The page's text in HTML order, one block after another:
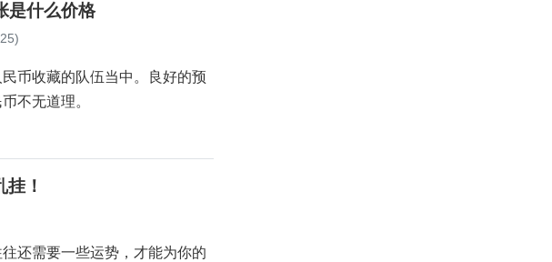
是什么价格
币收藏的队伍当中。良好的预
不无道理。
！
还需要一些运势，才能为你的